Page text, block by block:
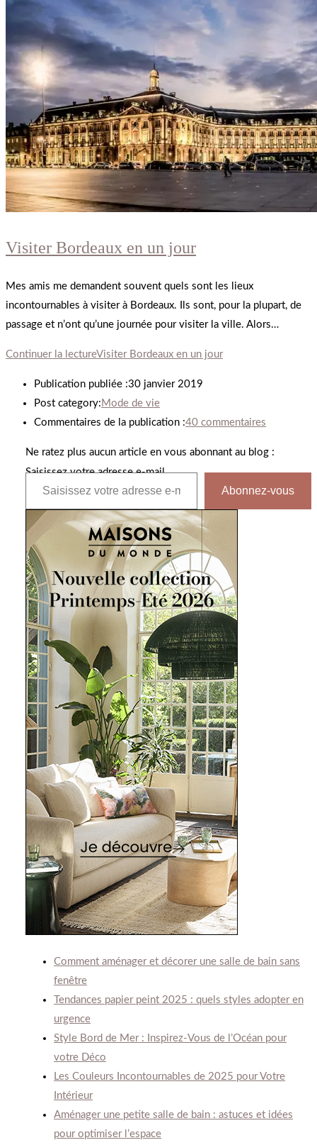
Visiter Bordeaux en un jour
Mes amis me demandent souvent quels sont les lieux
incontournables à visiter à Bordeaux. Ils sont, pour la plupart, de
passage et n’ont qu’une journée pour visiter la ville. Alors…
Continuer la lectureVisiter Bordeaux en un jour
Publication publiée :30 janvier 2019
Post category: Mode de vie
Commentaires de la publication :40 commentaires
Ne ratez plus aucun article en vous abonnant au blog :
Saisissez votre adresse e-mail…
Abonnez-vous
Comment aménager et décorer une salle de bain sans
fenêtre
Tendances papier peint 2025 : quels styles adopter en
urgence
Style Bord de Mer : Inspirez-Vous de l’Océan pour
votre Déco
Les Couleurs Incontournables de 2025 pour Votre
Intérieur
Aménager une petite salle de bain : astuces et idées
pour optimiser l’espace